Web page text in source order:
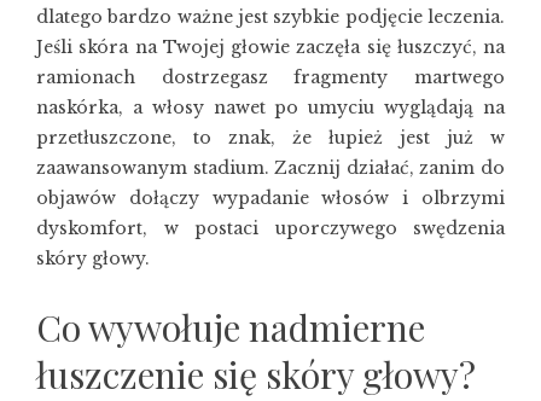
dlatego bardzo ważne jest szybkie podjęcie leczenia.
Jeśli skóra na Twojej głowie zaczęła się łuszczyć, na
ramionach dostrzegasz fragmenty martwego
naskórka, a włosy nawet po umyciu wyglądają na
przetłuszczone, to znak, że łupież jest już w
zaawansowanym stadium. Zacznij działać, zanim do
objawów dołączy wypadanie włosów i olbrzymi
dyskomfort, w postaci uporczywego swędzenia
skóry głowy.
Co wywołuje nadmierne
łuszczenie się skóry głowy?